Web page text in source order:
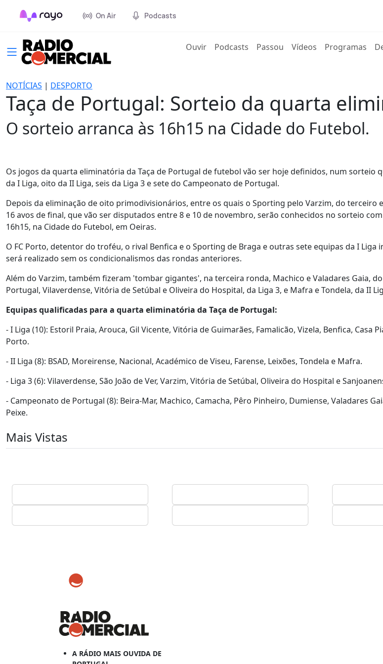
On Air Podcasts
Ouvir(current)
Podcasts Passou Vídeos Programas
NOTÍCIAS | DESPORTO
Taça de Portugal: Sorteio da quarta
O sorteio arranca às 16h15 na Cidade do Futebol.
Os jogos da quarta eliminatória da Taça de Portugal de futebol vão ser hoje definidos, num sorteio
da I Liga, oito da II Liga, seis da Liga 3 e sete do Campeonato de Portugal.
Depois da eliminação de oito primodivisionários, entre os quais o Sporting pelo Varzim, do terceiro
16 avos de final, que vão ser disputados entre 8 e 10 de novembro, serão conhecidos no sorteio
16h15, na Cidade do Futebol, em Oeiras.
O FC Porto, detentor do troféu, o rival Benfica e o Sporting de Braga e outras sete equipas da I Liga
será realizado sem os condicionalismos das rondas anteriores.
Além do Varzim, também fizeram 'tombar gigantes', na terceira ronda, Machico e Valadares Gaia,
Portugal, Vilaverdense, Vitória de Setúbal e Oliveira do Hospital, da Liga 3, e Mafra e Tondela, da II
Equipas qualificadas para a quarta eliminatória da Taça de Portugal:
- I Liga (10): Estoril Praia, Arouca, Gil Vicente, Vitória de Guimarães, Famalicão, Vizela, Benfica, Casa
Porto.
- II Liga (8): BSAD, Moreirense, Nacional, Académico de Viseu, Farense, Leixões, Tondela e Mafra.
- Liga 3 (6): Vilaverdense, São João de Ver, Varzim, Vitória de Setúbal, Oliveira do Hospital e
- Campeonato de Portugal (8): Beira-Mar, Machico, Camacha, Pêro Pinheiro, Dumiense, Valadares
Peixe.
Mais Vistas
A RÁDIO MAIS OUVIDA DE